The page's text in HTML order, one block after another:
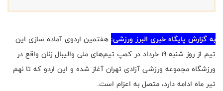
به گزارش پایگاه خبری البرز ورزشی: هفتمین اردوی آماده سازی این
تیم از روز شنبه 19 خرداد در کمپ تیم‌های ملی والیبال زنان واقع در
ورزشگاه مجموعه ورزشی آزادی تهران آغاز شده و این اردو که تا نهم
تیر ماه ادامه دارد، متصل به اعزام است.